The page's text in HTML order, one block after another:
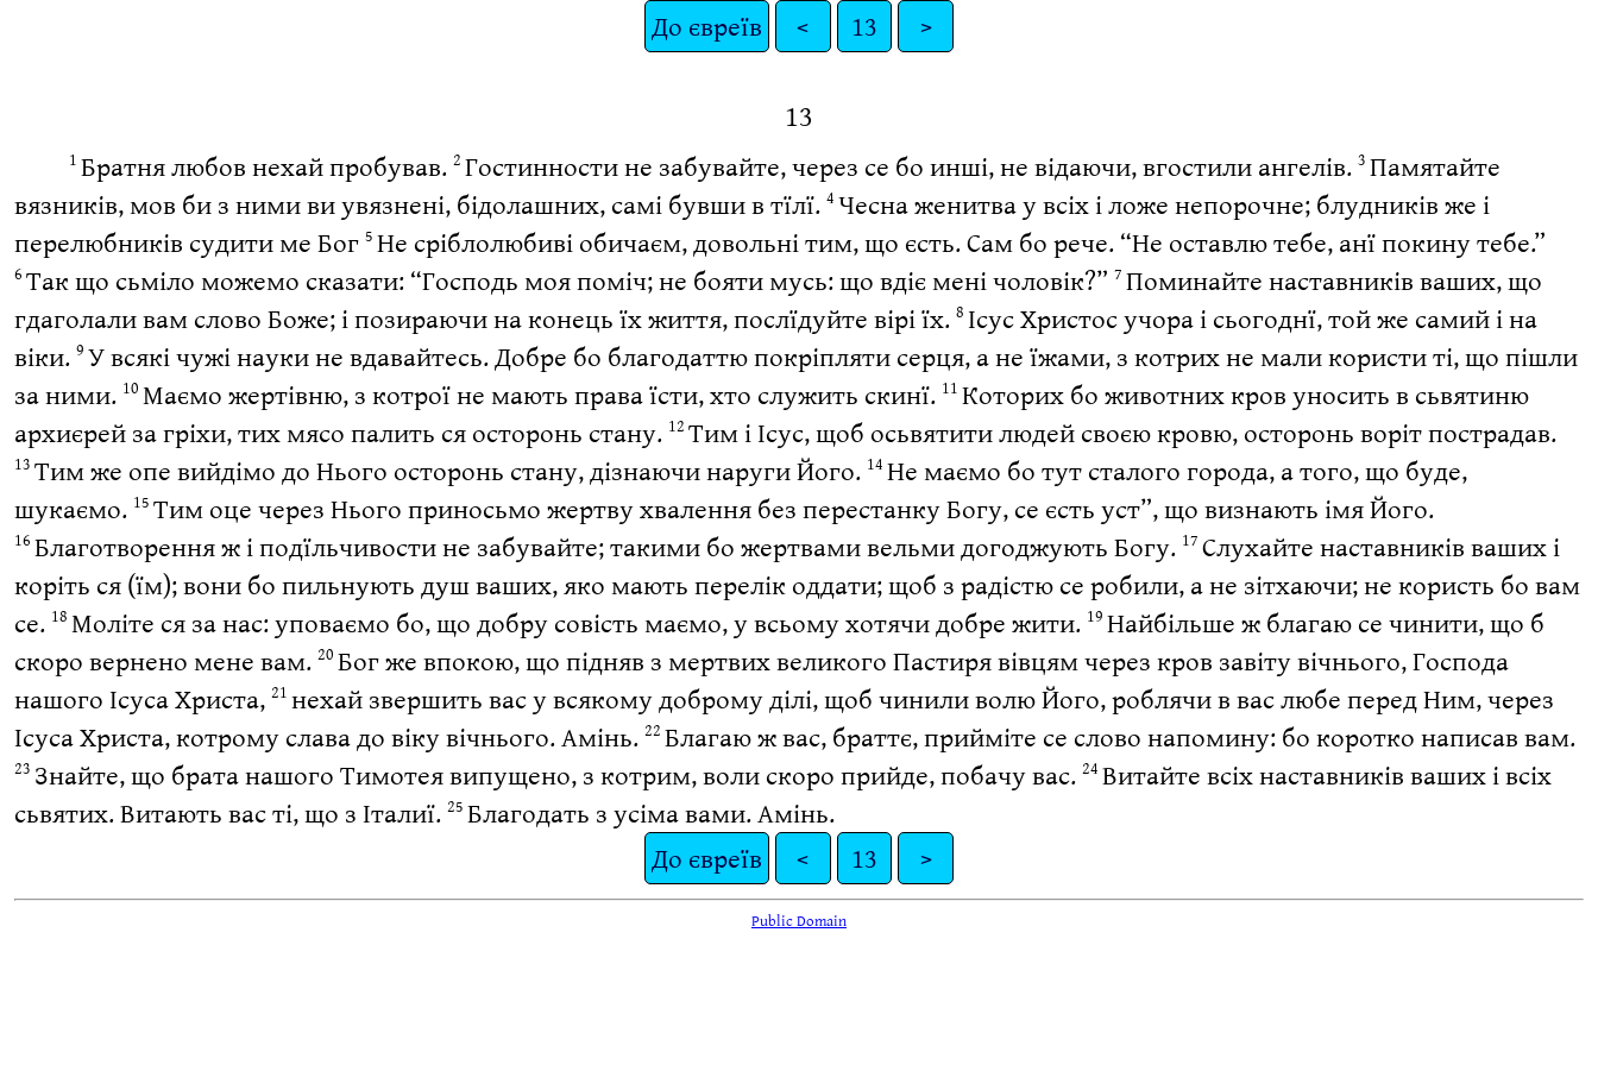
До євреїв < 13 >
13
1 Братня любов нехай пробував. 2 Гостинности не забувайте, через се бо инші, не відаючи, вгостили ангелів. 3 Памятайте
вязників, мов би з ними ви увязнені, бідолашних, самі бувши в тїлї. 4 Чесна женитва у всіх і ложе непорочне; блудників же і
перелюбників судити ме Бог 5 Не сріблолюбиві обичаєм, довольні тим, що єсть. Сам бо рече. “Не оставлю тебе, анї покину тебе.”
6 Так що сьміло можемо сказати: “Господь моя поміч; не бояти мусь: що вдіє мені чоловік?” 7 Поминайте наставників ваших, що
гдаголали вам слово Боже; і позираючи на конець їх життя, послїдуйте вірі їх. 8 Ісус Христос учора і сьогоднї, той же самий і на
віки. 9 У всякі чужі науки не вдавайтесь. Добре бо благодаттю покріпляти серця, а не їжами, з котрих не мали користи ті, що пішли
за ними. 10 Маємо жертівню, з котрої не мають права їсти, хто служить скинї. 11 Которих бо животних кров уносить в сьвятиню
архиєрей за гріхи, тих мясо палить ся осторонь стану. 12 Тим і Ісус, щоб осьвятити людей своєю кровю, осторонь воріт пострадав.
13 Тим же опе вийдімо до Нього осторонь стану, дізнаючи наруги Його. 14 Не маємо бо тут сталого города, а того, що буде,
шукаємо. 15 Тим оце через Нього приносьмо жертву хвалення без перестанку Богу, се єсть уст”, що визнають імя Його.
16 Благотворення ж і подїльчивости не забувайте; такими бо жертвами вельми догоджують Богу. 17 Слухайте наставників ваших і
коріть ся (їм); вони бо пильнують душ ваших, яко мають перелік оддати; щоб з радістю се робили, а не зітхаючи; не користь бо вам
се. 18 Моліте ся за нас: уповаємо бо, що добру совість маємо, у всьому хотячи добре жити. 19 Найбільше ж благаю се чинити, що б
скоро вернено мене вам. 20 Бог же впокою, що підняв з мертвих великого Пастиря вівцям через кров завіту вічнього, Господа
нашого Ісуса Христа, 21 нехай звершить вас у всякому доброму ділі, щоб чинили волю Його, роблячи в вас любе перед Ним, через
Ісуса Христа, котрому слава до віку вічнього. Амінь. 22 Благаю ж вас, браттє, прийміте се слово напомину: бо коротко написав вам.
23 Знайте, що брата нашого Тимотея випущено, з котрим, воли скоро прийде, побачу вас. 24 Витайте всіх наставників ваших і всіх
сьвятих. Витають вас ті, що з Італиї. 25 Благодать з усіма вами. Амінь.
До євреїв
< 13 >
Public Domain